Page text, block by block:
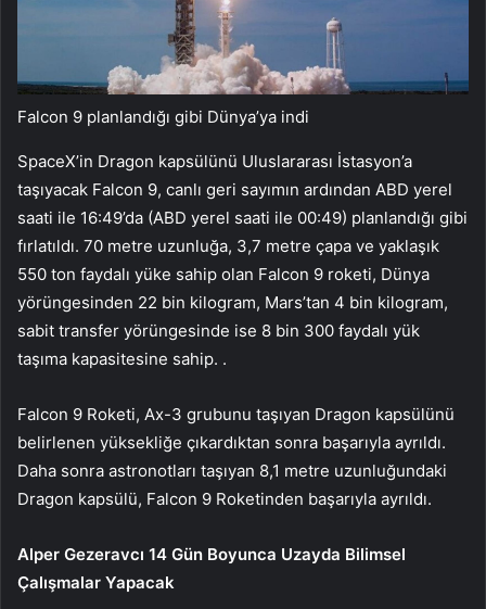
Falcon 9 planlandığı gibi Dünya’ya indi
SpaceX’in Dragon kapsülünü Uluslararası İstasyon’a
taşıyacak Falcon 9, canlı geri sayımın ardından ABD yerel
saati ile 16:49’da (ABD yerel saati ile 00:49) planlandığı gibi
fırlatıldı. 70 metre uzunluğa, 3,7 metre çapa ve yaklaşık
550 ton faydalı yüke sahip olan Falcon 9 roketi, Dünya
yörüngesinden 22 bin kilogram, Mars’tan 4 bin kilogram,
sabit transfer yörüngesinde ise 8 bin 300 faydalı yük
taşıma kapasitesine sahip. .
Falcon 9 Roketi, Ax-3 grubunu taşıyan Dragon kapsülünü
belirlenen yüksekliğe çıkardıktan sonra başarıyla ayrıldı.
Daha sonra astronotları taşıyan 8,1 metre uzunluğundaki
Dragon kapsülü, Falcon 9 Roketinden başarıyla ayrıldı.
Alper Gezeravcı 14 Gün Boyunca Uzayda Bilimsel
Çalışmalar Yapacak